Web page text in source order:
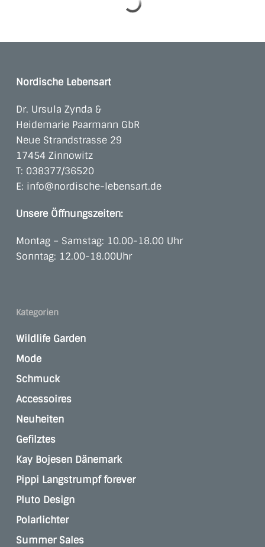
Nordische Lebensart
Dr. Ursula Zynda &
Heidemarie Paarmann GbR
Neue Strandstrasse 29
17454 Zinnowitz
T: 038377/36520
E: info@nordische-lebensart.de
Unsere Öffnungszeiten:
Montag – Samstag: 10.00-18.00 Uhr
Sonntag: 12.00-18.00Uhr
Kategorien
Wildlife Garden
Mode
Schmuck
Accessoires
Neuheiten
Gefilztes
Kay Bojesen Dänemark
Pippi Langstrumpf forever
Pluto Design
Polarlichter
Summer Sales